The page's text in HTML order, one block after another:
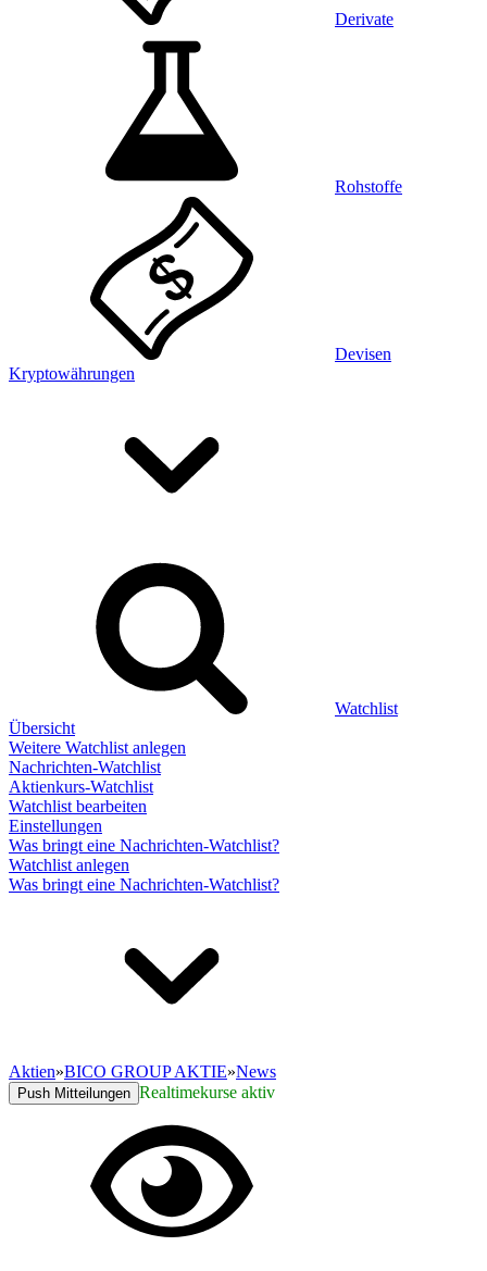
Derivate
Rohstoffe
Devisen
Kryptowährungen
Watchlist
Übersicht
Weitere Watchlist anlegen
Nachrichten-Watchlist
Aktienkurs-Watchlist
Watchlist bearbeiten
Einstellungen
Was bringt eine Nachrichten-Watchlist?
Watchlist anlegen
Was bringt eine Nachrichten-Watchlist?
Aktien»BICO GROUP AKTIE»News
Push Mitteilungen Realtimekurse aktiv